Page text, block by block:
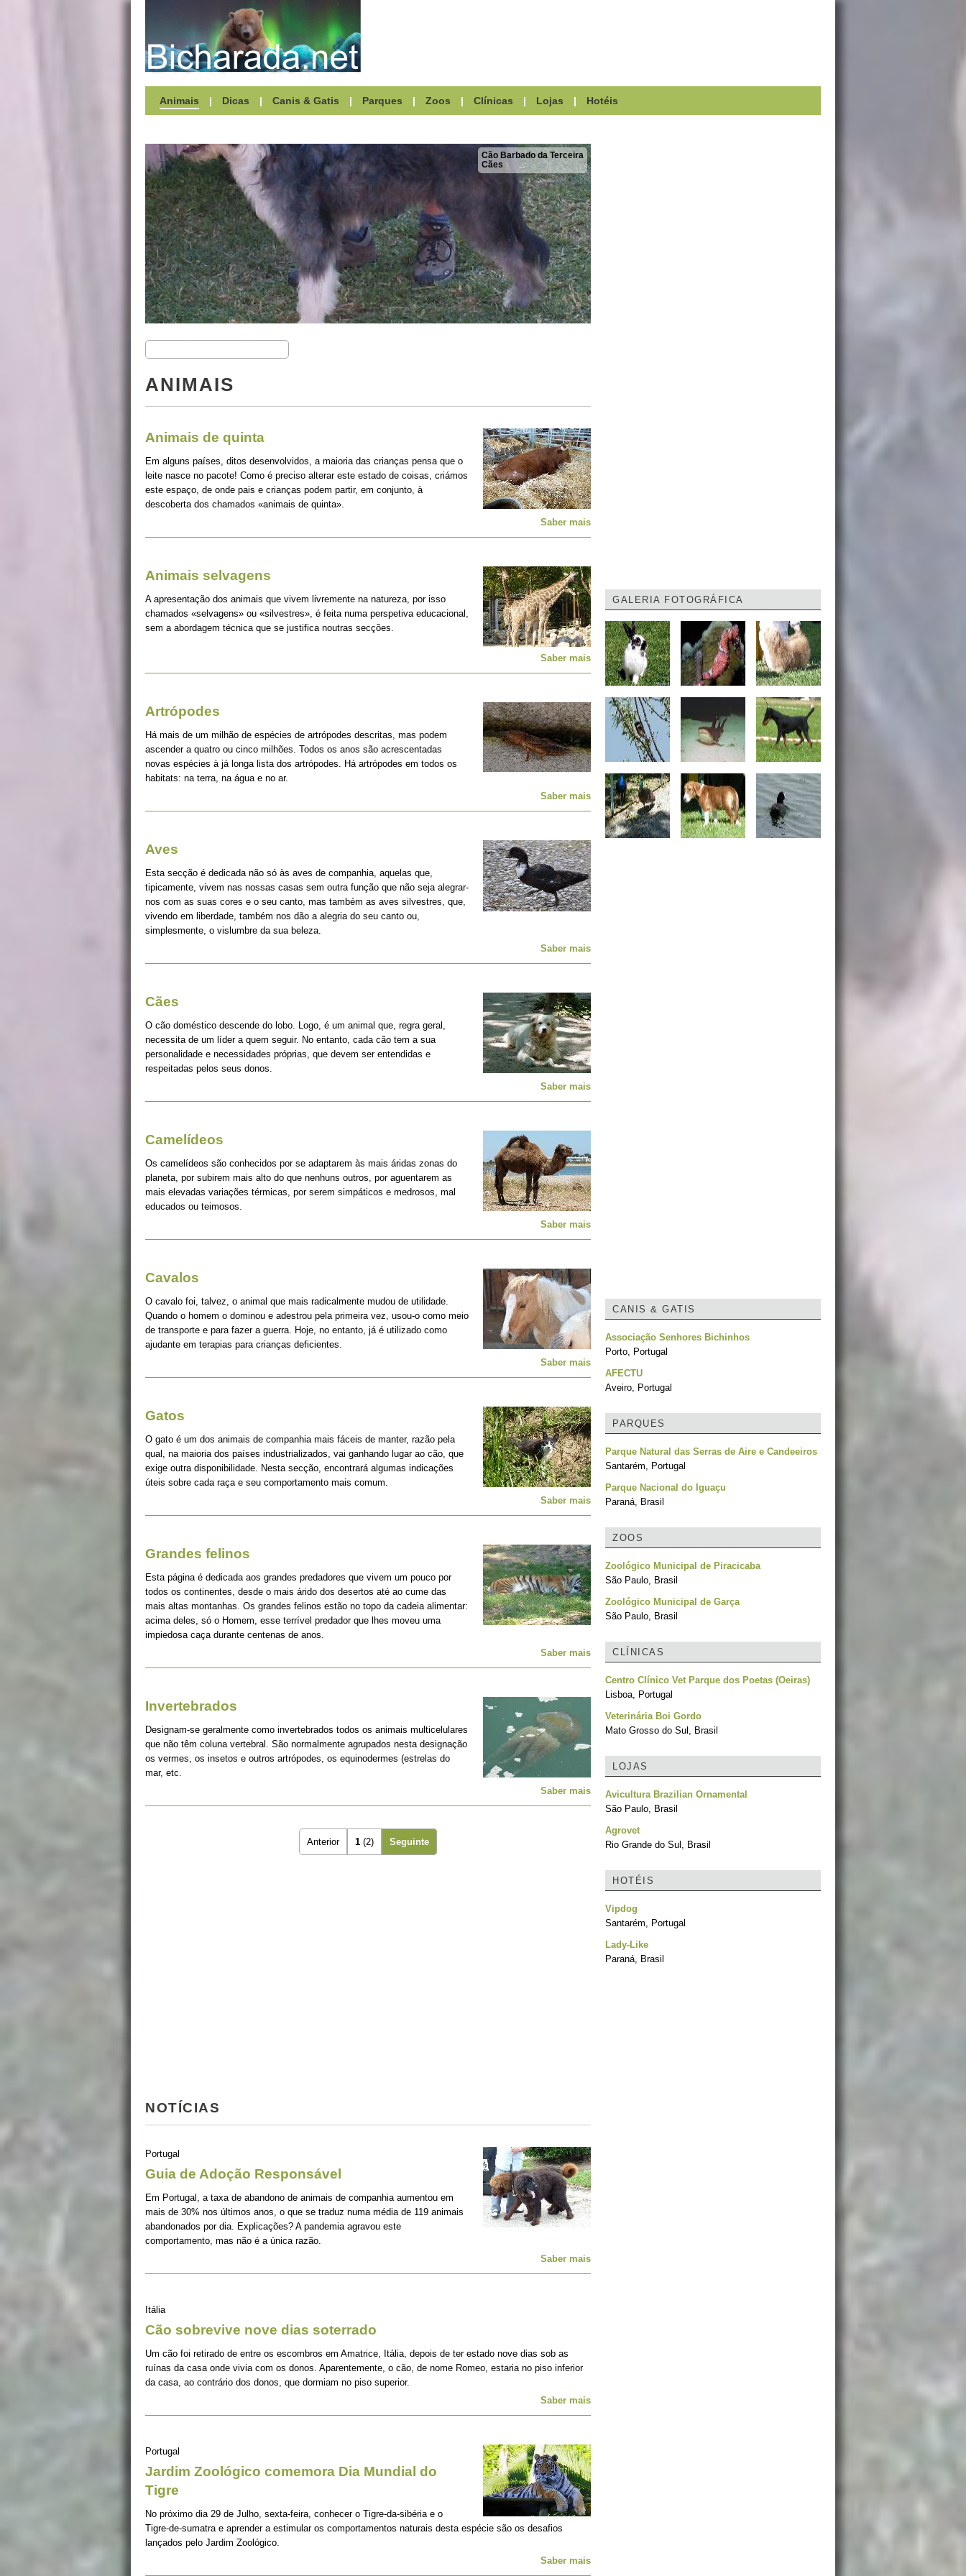
Animais | Dicas | Canis & Gatis | Parques | Zoos | Clínicas | Lojas | Hotéis
Cão Barbado da Terceira
Cães
ANIMAIS
Animais de quinta
Em alguns países, ditos desenvolvidos, a maioria das crianças pensa que o
leite nasce no pacote! Como é preciso alterar este estado de coisas, criámos
este espaço, de onde pais e crianças podem partir, em conjunto, à
descoberta dos chamados «animais de quinta».
Saber mais
Animais selvagens
A apresentação dos animais que vivem livremente na natureza, por isso
chamados «selvagens» ou «silvestres», é feita numa perspetiva educacional,
sem a abordagem técnica que se justifica noutras secções.
Saber mais
Artrópodes
Há mais de um milhão de espécies de artrópodes descritas, mas podem
ascender a quatro ou cinco milhões. Todos os anos são acrescentadas
novas espécies à já longa lista dos artrópodes. Há artrópodes em todos os
habitats: na terra, na água e no ar.
Saber mais
Aves
Esta secção é dedicada não só às aves de companhia, aquelas que,
tipicamente, vivem nas nossas casas sem outra função que não seja alegrar-
nos com as suas cores e o seu canto, mas também as aves silvestres, que,
vivendo em liberdade, também nos dão a alegria do seu canto ou,
simplesmente, o vislumbre da sua beleza.
Saber mais
Cães
O cão doméstico descende do lobo. Logo, é um animal que, regra geral,
necessita de um líder a quem seguir. No entanto, cada cão tem a sua
personalidade e necessidades próprias, que devem ser entendidas e
respeitadas pelos seus donos.
Saber mais
Camelídeos
Os camelídeos são conhecidos por se adaptarem às mais áridas zonas do
planeta, por subirem mais alto do que nenhuns outros, por aguentarem as
mais elevadas variações térmicas, por serem simpáticos e medrosos, mal
educados ou teimosos.
Saber mais
Cavalos
O cavalo foi, talvez, o animal que mais radicalmente mudou de utilidade.
Quando o homem o dominou e adestrou pela primeira vez, usou-o como meio
de transporte e para fazer a guerra. Hoje, no entanto, já é utilizado como
ajudante em terapias para crianças deficientes.
Saber mais
Gatos
O gato é um dos animais de companhia mais fáceis de manter, razão pela
qual, na maioria dos países industrializados, vai ganhando lugar ao cão, que
exige outra disponibilidade. Nesta secção, encontrará algumas indicações
úteis sobre cada raça e seu comportamento mais comum.
Saber mais
Grandes felinos
Esta página é dedicada aos grandes predadores que vivem um pouco por
todos os continentes, desde o mais árido dos desertos até ao cume das
mais altas montanhas. Os grandes felinos estão no topo da cadeia alimentar:
acima deles, só o Homem, esse terrível predador que lhes moveu uma
impiedosa caça durante centenas de anos.
Saber mais
Invertebrados
Designam-se geralmente como invertebrados todos os animais multicelulares
que não têm coluna vertebral. São normalmente agrupados nesta designação
os vermes, os insetos e outros artrópodes, os equinodermes (estrelas do
mar, etc.
Saber mais
Anterior 1 (2) Seguinte
NOTÍCIAS
Portugal
Guia de Adoção Responsável
Em Portugal, a taxa de abandono de animais de companhia aumentou em
mais de 30% nos últimos anos, o que se traduz numa média de 119 animais
abandonados por dia. Explicações? A pandemia agravou este
comportamento, mas não é a única razão.
Saber mais
Itália
Cão sobrevive nove dias soterrado
Um cão foi retirado de entre os escombros em Amatrice, Itália, depois de ter estado nove dias sob as
ruínas da casa onde vivia com os donos. Aparentemente, o cão, de nome Romeo, estaria no piso inferior
da casa, ao contrário dos donos, que dormiam no piso superior.
Saber mais
Portugal
Jardim Zoológico comemora Dia Mundial do
Tigre
No próximo dia 29 de Julho, sexta-feira, conhecer o Tigre-da-sibéria e o
Tigre-de-sumatra e aprender a estimular os comportamentos naturais desta espécie são os desafios
lançados pelo Jardim Zoológico.
Saber mais
GALERIA FOTOGRÁFICA
CANIS & GATIS
Associação Senhores Bichinhos
Porto, Portugal
AFECTU
Aveiro, Portugal
PARQUES
Parque Natural das Serras de Aire e Candeeiros
Santarém, Portugal
Parque Nacional do Iguaçu
Paraná, Brasil
ZOOS
Zoológico Municipal de Piracicaba
São Paulo, Brasil
Zoológico Municipal de Garça
São Paulo, Brasil
CLÍNICAS
Centro Clínico Vet Parque dos Poetas (Oeiras)
Lisboa, Portugal
Veterinária Boi Gordo
Mato Grosso do Sul, Brasil
LOJAS
Avicultura Brazilian Ornamental
São Paulo, Brasil
Agrovet
Rio Grande do Sul, Brasil
HOTÉIS
Vipdog
Santarém, Portugal
Lady-Like
Paraná, Brasil